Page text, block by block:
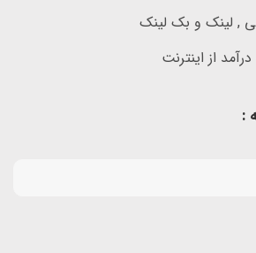
, لینک و بک لینک
از اینترنت
: